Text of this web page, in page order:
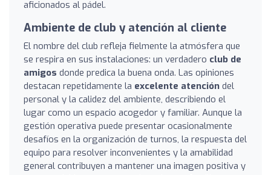
aficionados al pádel.
Ambiente de club y atención al cliente
El nombre del club refleja fielmente la atmósfera que
se respira en sus instalaciones: un verdadero club de
amigos donde predica la buena onda. Las opiniones
destacan repetidamente la excelente atención del
personal y la calidez del ambiente, describiendo el
lugar como un espacio acogedor y familiar. Aunque la
gestión operativa puede presentar ocasionalmente
desafíos en la organización de turnos, la respuesta del
equipo para resolver inconvenientes y la amabilidad
general contribuyen a mantener una imagen positiva y